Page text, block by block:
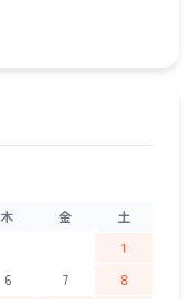
木 金
土
1
6 7
8